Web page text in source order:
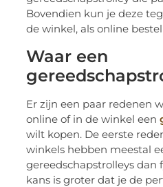
Bovendien kun je deze
de winkel, als online
Waar een
Er zijn een paar redenen
online of in de winkel een
wilt kopen. De eerste
winkels hebben meestal
gereedschapstrolleys dan
kans is groter dat je de